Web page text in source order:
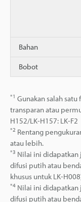
Bahan
Bobot
*1 Gunakan salah
transparan atau
H152/LK-H157: LK-F2
*2 Rentang
atau lebih.
*3 Nilai ini didapatkan
difusi putih atau
khusus untuk LK-
*4 Nilai ini didapatkan
difusi putih atau